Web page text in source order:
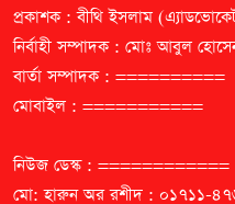
প্রকাশক : বীথি ইসলাম
নির্বাহী সম্পাদক : মোঃ আবুল
বার্তা সম্পাদক : ==========
মোবাইল : ===========
নিউজ ডেস্ক : ============
মো: হারুন অর রশীদ : ০১৭১১-